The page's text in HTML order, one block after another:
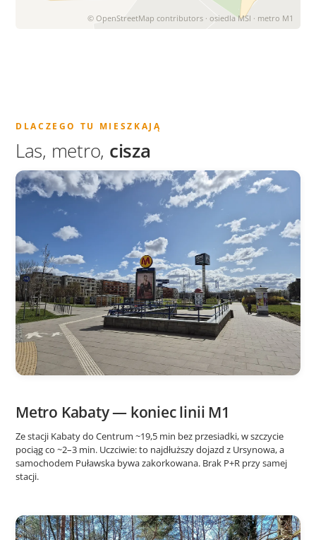
© OpenStreetMap contributors · osiedla MSI · metro M1
DLACZEGO TU MIESZKAJĄ
Las, metro, cisza
Metro Kabaty — koniec linii M1
Ze stacji Kabaty do Centrum ~19,5 min bez przesiadki, w szczycie
pociąg co ~2–3 min. Uczciwie: to najdłuższy dojazd z Ursynowa, a
samochodem Puławska bywa zakorkowana. Brak P+R przy samej
stacji.